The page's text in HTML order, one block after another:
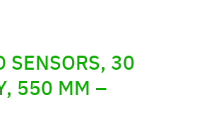
SENSORS, 30
550 MM –